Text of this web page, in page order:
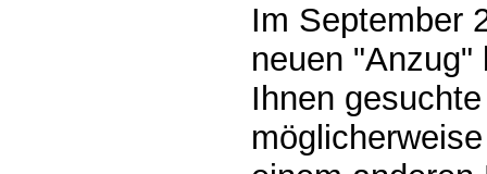
Im September
neuen "Anzug"
Ihnen